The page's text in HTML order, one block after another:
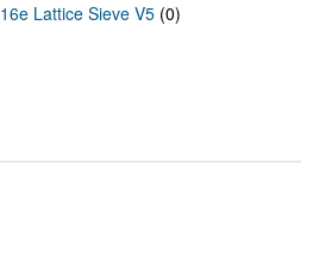
16e Lattice Sieve V5 (0)